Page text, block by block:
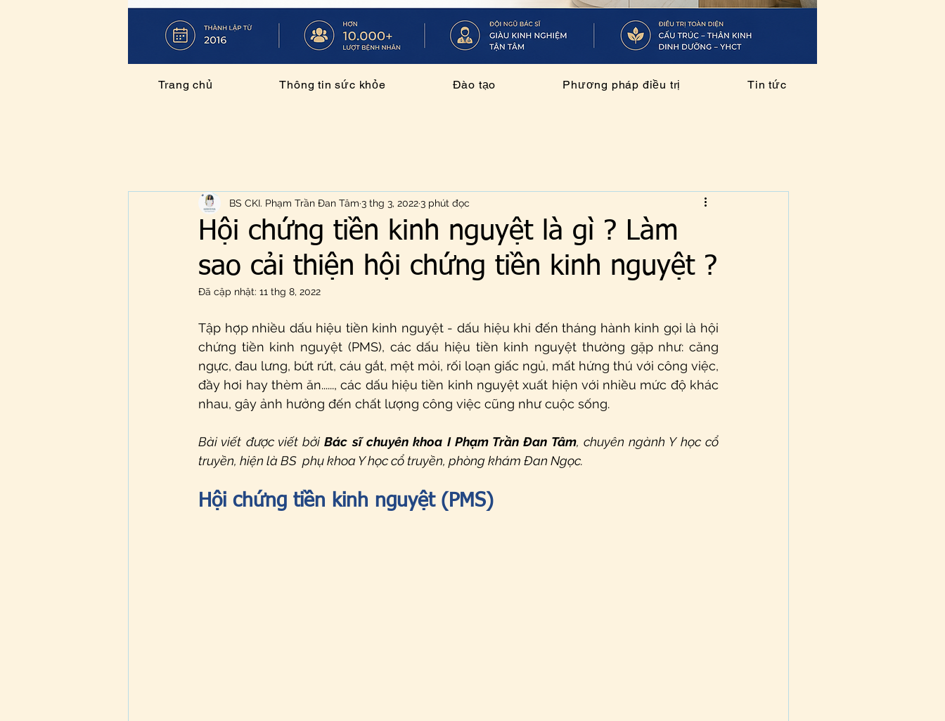
Trang chủ Thông tin sức khỏe Đào tạo Phương pháp điều trị Tin tức
Hội chứng tiền kinh nguyệt là gì ? Làm
sao cải thiện hội chứng tiền kinh nguyệt ?
BS CKI. Phạm Trần Đan Tâm 3 thg 3, 20223 phút đọc
Đã cập nhật: 11 thg 8, 2022
Tập hợp nhiều dấu hiệu tiền kinh nguyệt - dấu hiệu khi đến tháng hành kinh gọi là hội
chứng tiền kinh nguyệt (PMS), các dấu hiệu tiền kinh nguyệt thường gặp như: căng
ngực, đau lưng, bứt rứt, cáu gắt, mệt mỏi, rối loạn giấc ngủ, mất hứng thú với công việc,
đầy hơi hay thèm ăn......, các dấu hiệu tiền kinh nguyệt xuất hiện với nhiều mức độ khác
nhau, gây ảnh hưởng đến chất lượng công việc cũng như cuộc sống.
Bài viết được viết bởi Bác sĩ chuyên khoa I Phạm Trần Đan Tâm, chuyên ngành Y học cổ
truyền, hiện là BS  phụ khoa Y học cổ truyền, phòng khám Đan Ngọc.
Hội chứng tiền kinh nguyệt (PMS)